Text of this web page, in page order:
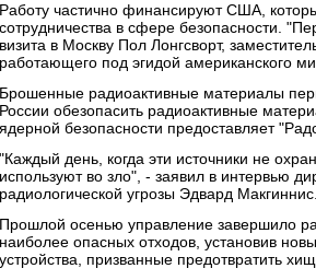
Работу частично финансируют США,
сотрудничества в сфере безопасности.
визита в Москву Пол Лонгсворт,
работающего под эгидой американского
Брошенные радиоактивные материалы
России обезопасить радиоактивные
ядерной безопасности предоставляет
"Каждый день, когда эти источники не
используют во зло", - заявил в интервью
радиологической угрозы Эдвард Макгиннис.
Прошлой осенью управление завершило
наиболее опасных отходов, установив
устройства, призванные предотвратить